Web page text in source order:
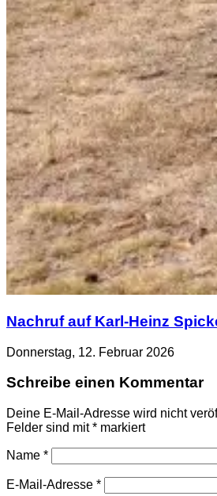
Nachruf auf Karl-Heinz
Donnerstag, 12. Februar 2026
Schreibe einen Kommentar
Deine E-Mail-Adresse wird nicht
Felder sind mit* markiert
Name *
E-Mail-Adresse *